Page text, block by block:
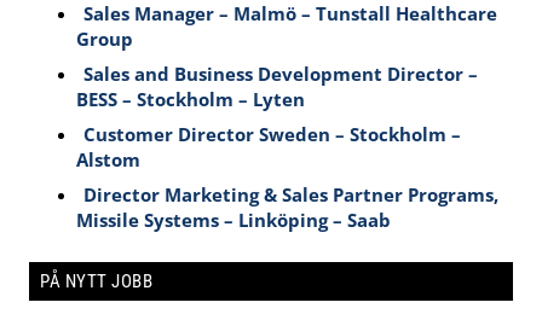
Sales Manager – Malmö – Tunstall Healthcare
Group
Sales and Business Development Director –
BESS – Stockholm – Lyten
Customer Director Sweden – Stockholm –
Alstom
Director Marketing & Sales Partner Programs,
Missile Systems – Linköping – Saab
PÅ NYTT JOBB